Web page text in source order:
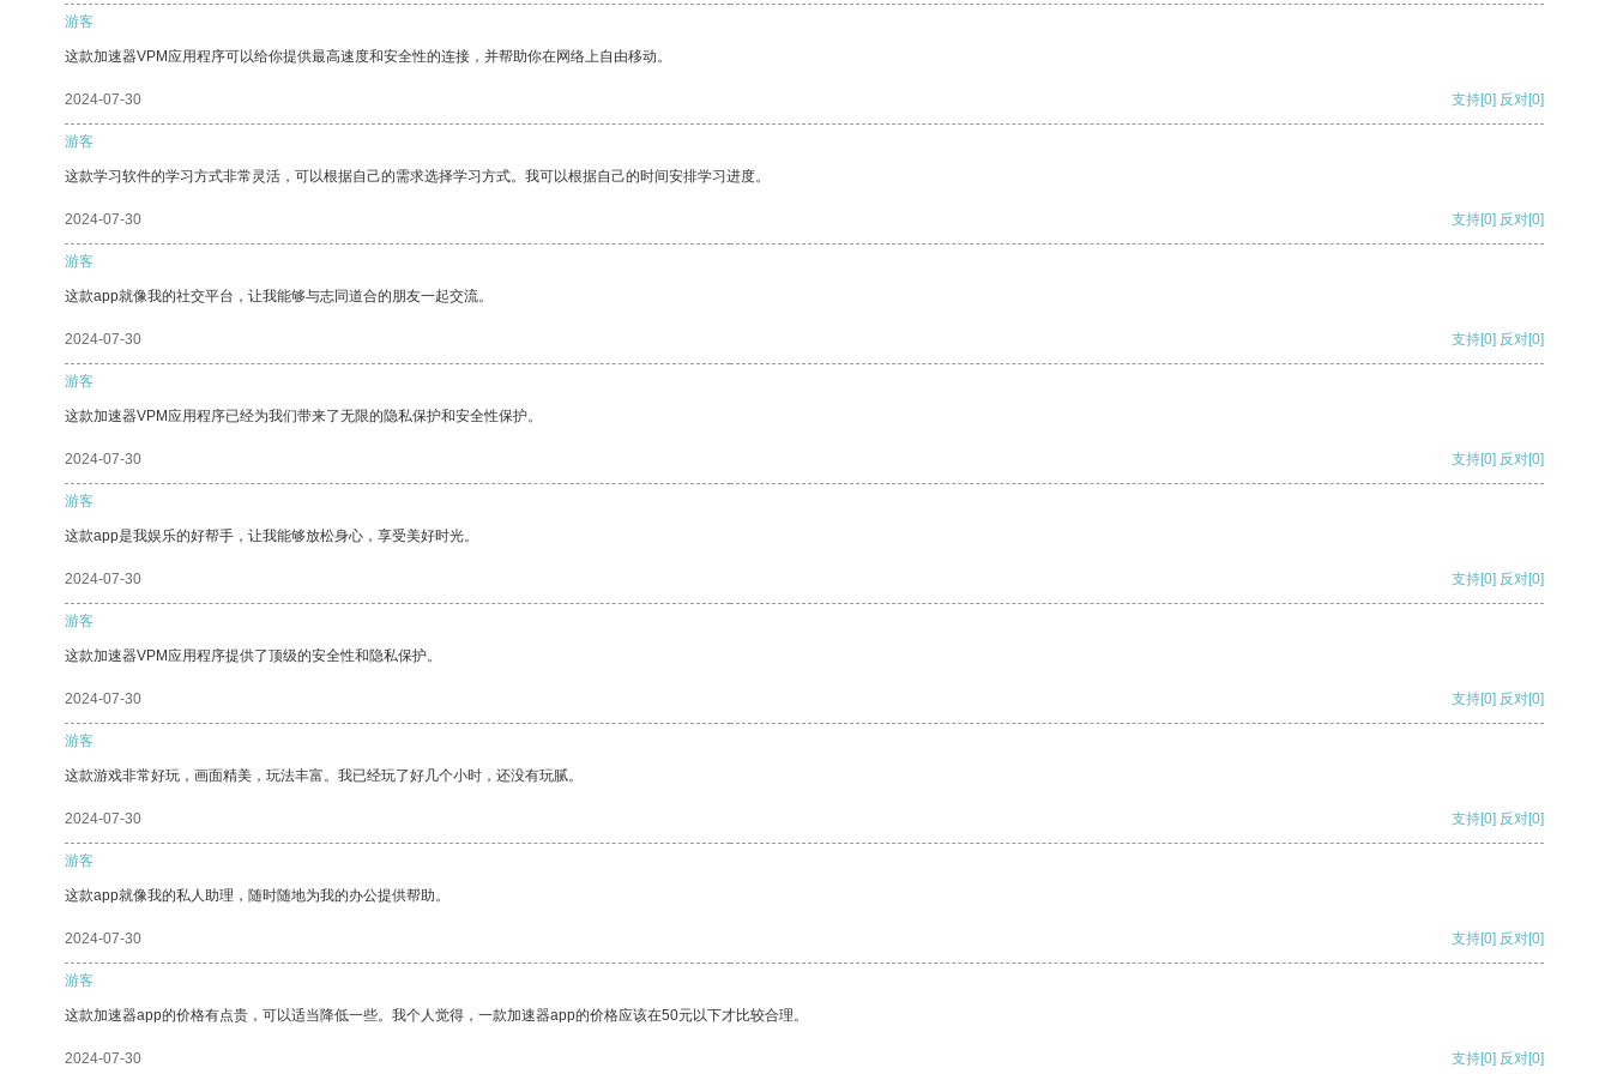
游客
这款加速器VPM应用程序可以给你提供最高速度和安全性的连接，并帮助你在网络上自由移动。
2024-07-30 支持[0] 反对[0]
游客
这款学习软件的学习方式非常灵活，可以根据自己的需求选择学习方式。我可以根据自己的时间安排学习进度。
2024-07-30 支持[0] 反对[0]
游客
这款app就像我的社交平台，让我能够与志同道合的朋友一起交流。
2024-07-30 支持[0] 反对[0]
游客
这款加速器VPM应用程序已经为我们带来了无限的隐私保护和安全性保护。
2024-07-30 支持[0] 反对[0]
游客
这款app是我娱乐的好帮手，让我能够放松身心，享受美好时光。
2024-07-30 支持[0] 反对[0]
游客
这款加速器VPM应用程序提供了顶级的安全性和隐私保护。
2024-07-30 支持[0] 反对[0]
游客
这款游戏非常好玩，画面精美，玩法丰富。我已经玩了好几个小时，还没有玩腻。
2024-07-30 支持[0] 反对[0]
游客
这款app就像我的私人助理，随时随地为我的办公提供帮助。
2024-07-30 支持[0] 反对[0]
游客
这款加速器app的价格有点贵，可以适当降低一些。我个人觉得，一款加速器app的价格应该在50元以下才比较合理。
2024-07-30 支持[0] 反对[0]